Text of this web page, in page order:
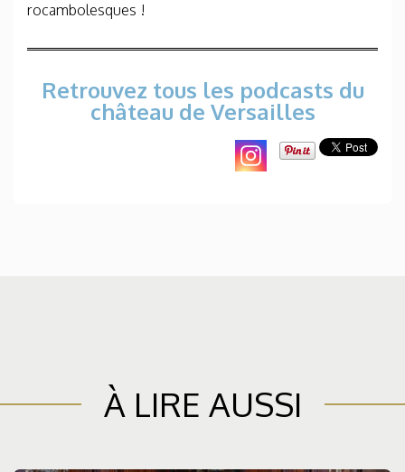
rocambolesques !
Retrouvez tous les podcasts du
château de Versailles
À LIRE AUSSI